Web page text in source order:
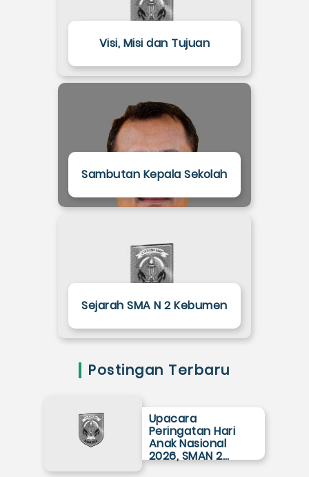
Visi, Misi dan Tujuan
Sambutan Kepala Sekolah
Sejarah SMA N 2 Kebumen
Postingan Terbaru
Upacara
Peringatan Hari
Anak Nasional
2026, SMAN 2…